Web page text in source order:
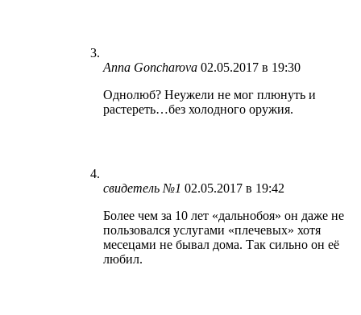
Anna Goncharova 02.05.2017 в 19:30
Однолюб? Неужели не мог плюнуть и
растереть…без холодного оружия.
свидетель №1 02.05.2017 в 19:42
Более чем за 10 лет «дальнобоя» он даже не
пользовался услугами «плечевых» хотя
месецами не бывал дома. Так сильно он её
любил.